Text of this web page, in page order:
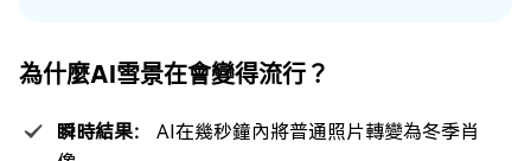
為什麼AI雪景在會變得流行？
瞬時結果：
AI在幾秒鐘內將普通照片轉變為冬季肖